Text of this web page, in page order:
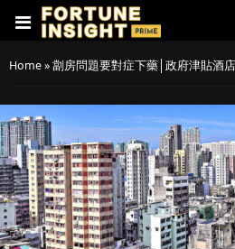
Home»劏房問題要對症下藥│政府津貼酒